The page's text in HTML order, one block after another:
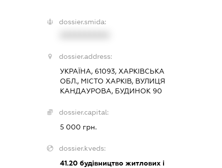
dossier.smida:
dossier.address:
УКРАЇНА, 61093, ХАРКІВСЬКА
ОБЛ., МІСТО ХАРКІВ, ВУЛИЦЯ
КАНДАУРОВА, БУДИНОК 90
dossier.capital:
5 000 грн.
dossier.kveds:
41.20будівництво житлових і